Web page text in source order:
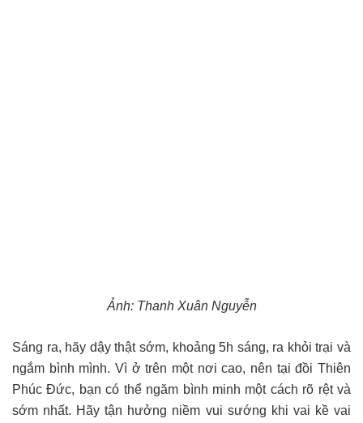
Ảnh: Thanh Xuân Nguyễn
Sáng ra, hãy dậy thật sớm, khoảng 5h sáng, ra khỏi trại và
ngắm bình mình. Vì ở trên một nơi cao, nên tại đồi Thiên
Phúc Đức, bạn có thể ngăm bình minh một cách rõ rệt và
sớm nhất. Hãy tận hưởng niềm vui sướng khi vai kề vai